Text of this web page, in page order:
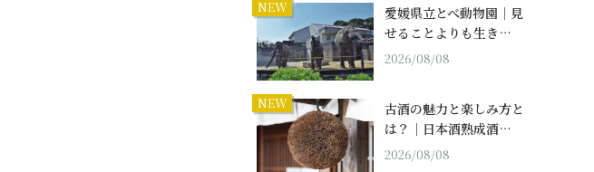
NEW
愛媛県立とべ動物園｜見
せることよりも生き…
2026/08/08
NEW
古酒の魅力と楽しみ方と
は？｜日本酒熟成酒…
2026/08/08